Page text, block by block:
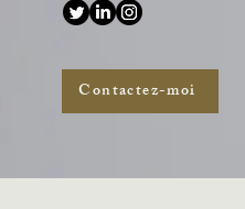
Contactez-moi